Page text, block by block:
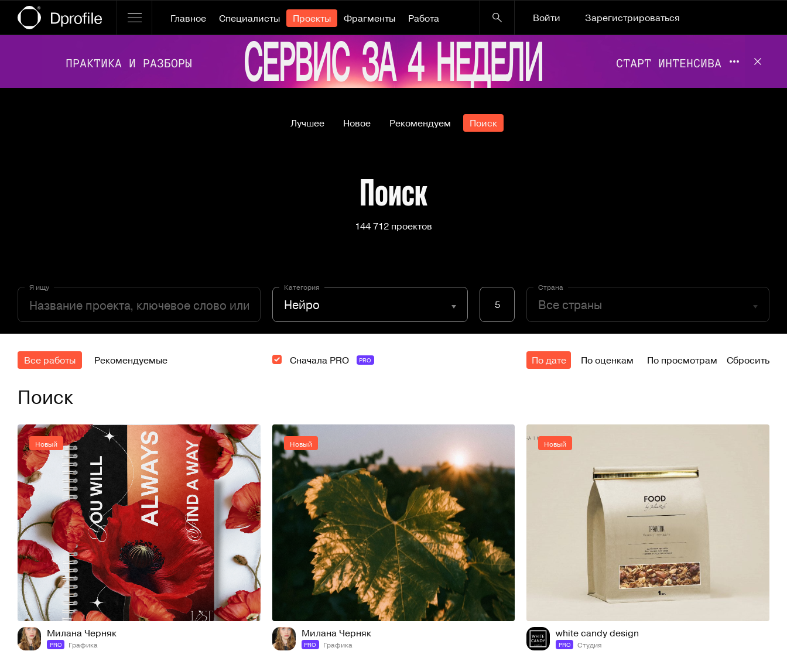
Главное Специалисты Проекты Фрагменты Работа Войти
Зарегистрироваться
Лучшее Новое Рекомендуем Поиск
Поиск
144 712 проектов
Я ищу Категория
Нейро 5
Страна
Все работы Рекомендуемые Сначала PRO PRO По дате По оценкам По просмотрам Сбросить
Поиск
Новый
1 11
Милана Черняк
PRO Графика
Новый
3 11
Милана Черняк
PRO Графика
Новый
white candy design
PRO Студия